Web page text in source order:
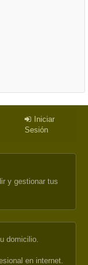
Iniciar
Sesión
y gestionar tus
domicilio.
en internet.